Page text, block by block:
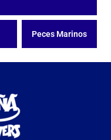
Peces Marinos